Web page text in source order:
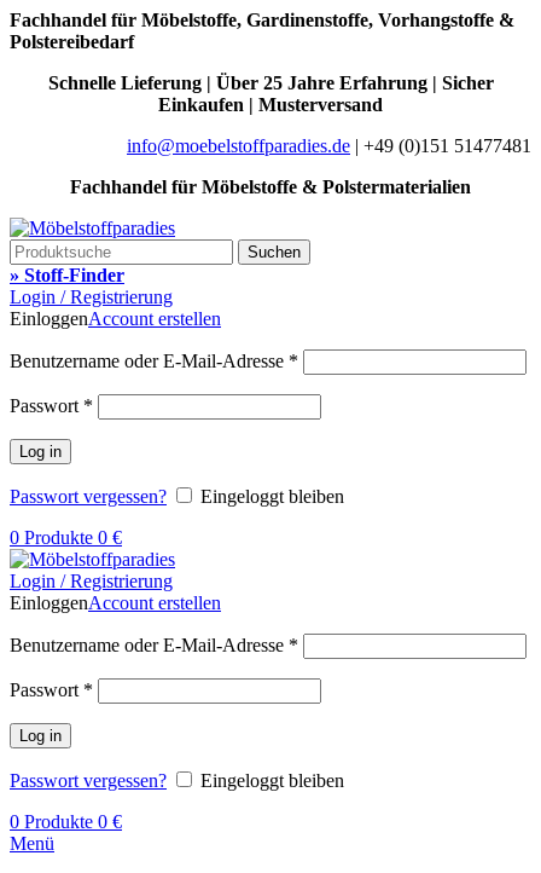
Fachhandel für Möbelstoffe, Gardinenstoffe, Vorhangstoffe &
Polstereibedarf
Schnelle Lieferung | Über 25 Jahre Erfahrung | Sicher
Einkaufen | Musterversand
info@moebelstoffparadies.de | +49 (0)151 51477481
Fachhandel für Möbelstoffe & Polstermaterialien
Suchen
» Stoff-Finder
Login / Registrierung
EinloggenAccount erstellen
Benutzername oder E-Mail-Adresse *
Passwort *
Log in
Passwort vergessen?
Eingeloggt bleiben
0 Produkte 0 €
Login / Registrierung
EinloggenAccount erstellen
Benutzername oder E-Mail-Adresse *
Passwort *
Log in
Passwort vergessen?
Eingeloggt bleiben
0 Produkte 0 €
Menü